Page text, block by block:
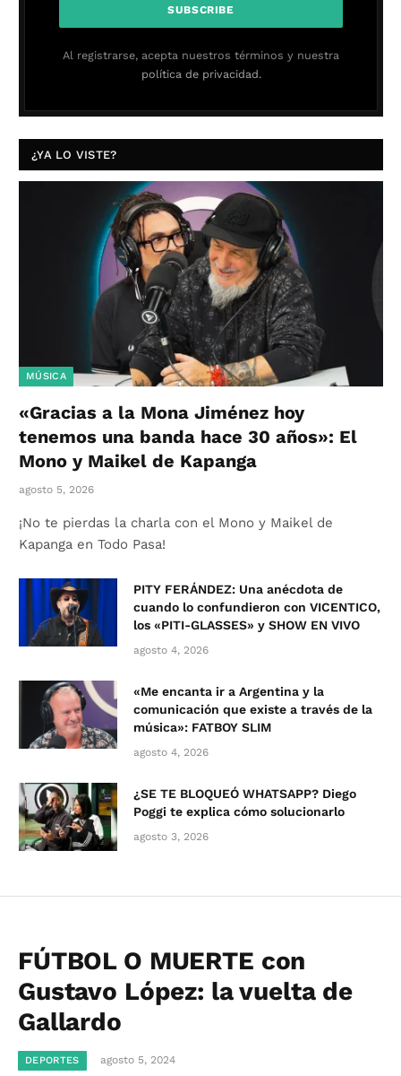
Al registrarse, acepta nuestros términos y nuestra
política de privacidad.
¿YA LO VISTE?
MÚSICA
«Gracias a la Mona Jiménez hoy
tenemos una banda hace 30 años»: El
Mono y Maikel de Kapanga
agosto 5, 2026
¡No te pierdas la charla con el Mono y Maikel de
Kapanga en Todo Pasa!
PITY FERÁNDEZ: Una anécdota de
cuando lo confundieron con VICENTICO,
los «PITI-GLASSES» y SHOW EN VIVO
agosto 4, 2026
«Me encanta ir a Argentina y la
comunicación que existe a través de la
música»: FATBOY SLIM
agosto 4, 2026
¿SE TE BLOQUEÓ WHATSAPP? Diego
Poggi te explica cómo solucionarlo
agosto 3, 2026
FÚTBOL O MUERTE con
Gustavo López: la vuelta de
Gallardo
DEPORTES agosto 5, 2024